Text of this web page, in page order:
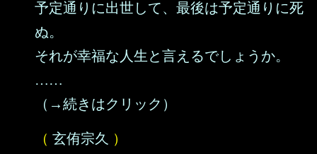
予定通りに出世して、最後は予定通りに死
ぬ。
それが幸福な人生と言えるでしょうか。
……
（→続きはクリック）
（ 玄侑宗久 ）